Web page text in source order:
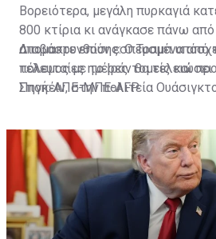
Βορειότερα, μεγάλη πυρκαγιά
800 κτίρια κι ανάγκασε πάνω από
απομακρυνθούν εσπευσμένα από
τελευταίες ημέρες τομείς και
Σποκέιν, στην πολιτεία
Διαβάστε επίσης:Ο Τραμπ
πόλεμος με το Ιράν θα
Πηγή: ΑΠΕ-ΜΠΕ-AFP